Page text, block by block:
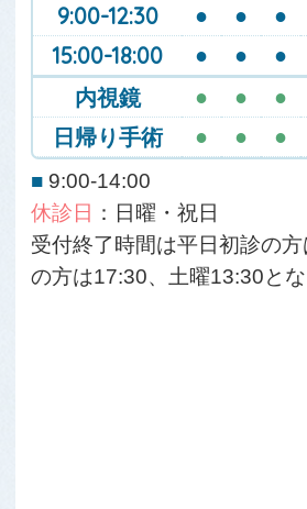
■ 9:00-14:00
休診日 ：日曜・祝日
受付終了時間は平日初診の
の方は17:30、土曜13:30とな
9:00-12:30 ● ● ●
15:00-18:00 ● ● ●
内視鏡 ● ● ●
日帰り手術 ● ● ●